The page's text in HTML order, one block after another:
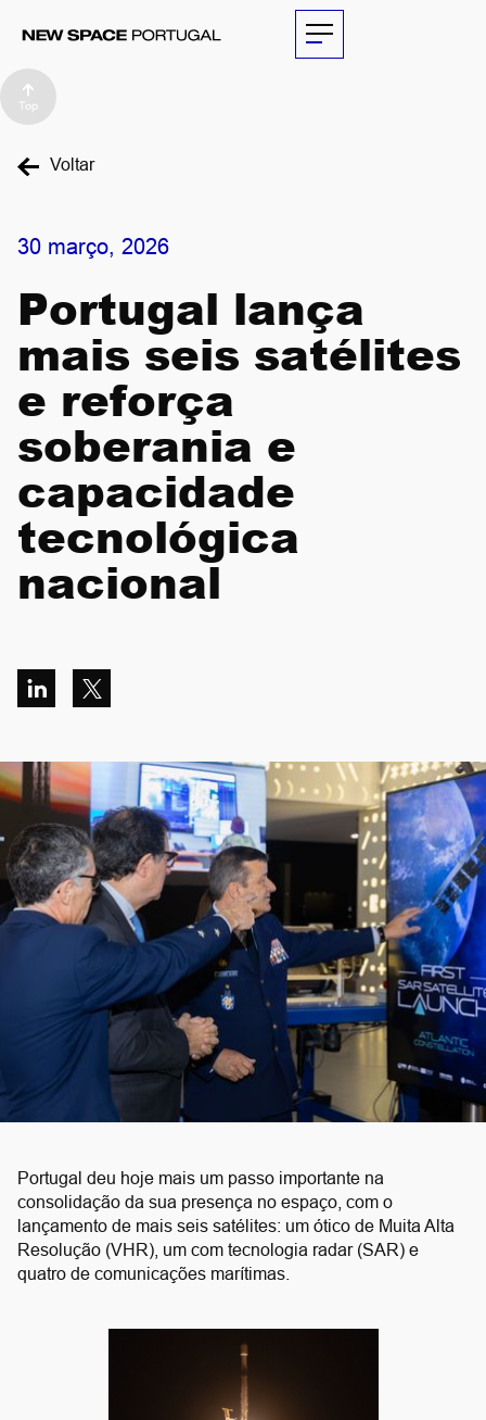
Top
SOBRE
ATIVIDADES
PARCEIROS
NOTÍCIAS
THE
ECONOMIST
CONTACTOS
EN
Voltar
30 março, 2026
Portugal lança
mais seis satélites
e reforça
soberania e
capacidade
tecnológica
nacional
Portugal deu hoje mais um passo importante na
consolidação da sua presença no espaço, com o
lançamento de mais seis satélites: um ótico de Muita Alta
Resolução (VHR), um com tecnologia radar (SAR) e
quatro de comunicações marítimas.